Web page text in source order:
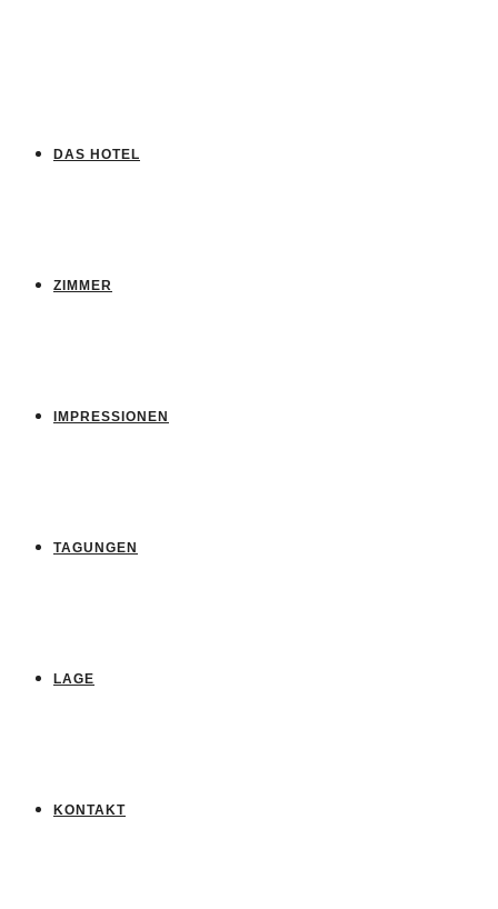
DAS HOTEL
ZIMMER
IMPRESSIONEN
TAGUNGEN
LAGE
KONTAKT